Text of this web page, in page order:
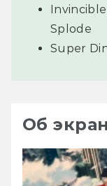
Splode
Super
Об